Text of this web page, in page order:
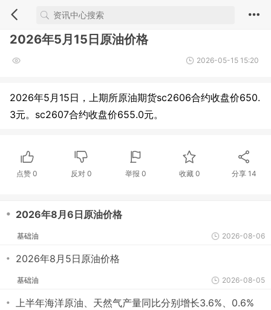
2026年5月15日原油价格
2026-05-15 15:20
2026年5月15日，上期所原油期货sc2606合约收盘价650.
3元。sc2607合约收盘价655.0元。
点赞0 反对 0 举报 0 收藏 0 分享 14
・ 2026年8月6日原油价格
基础油 2026-08-06
・ 2026年8月5日原油价格
基础油 2026-08-05
・ 上半年海洋原油、天然气产量同比分别增长3.6%、0.6%